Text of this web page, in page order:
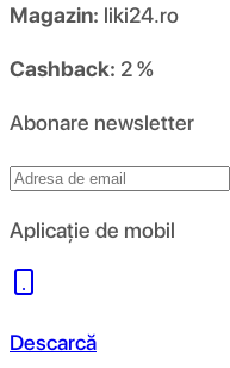
Magazin: liki24.ro
Cashback: 2 %
Abonare newsletter
Aplicație de mobil
Descarcă